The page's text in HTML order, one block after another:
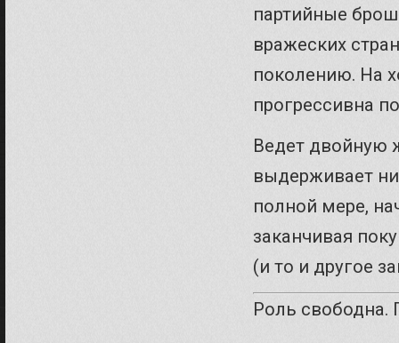
партийные
вражеских
поколению. На
прогрессивна
Ведет двойную
выдерживает
полной мере,
заканчивая
(и то и другое
Роль свободна.